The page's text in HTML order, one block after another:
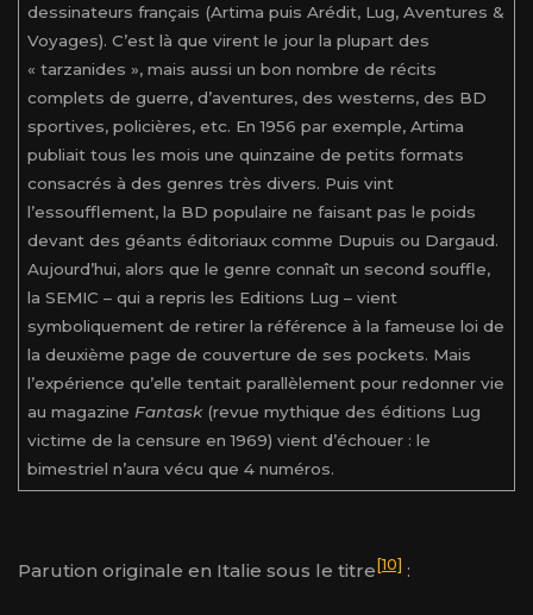
dessinateurs français (Artima puis Arédit, Lug, Aventures &
Voyages). C’est là que virent le jour la plupart des
« tarzanides », mais aussi un bon nombre de récits
complets de guerre, d’aventures, des westerns, des BD
sportives, policières, etc. En 1956 par exemple, Artima
publiait tous les mois une quinzaine de petits formats
consacrés à des genres très divers. Puis vint
l’essoufflement, la BD populaire ne faisant pas le poids
devant des géants éditoriaux comme Dupuis ou Dargaud.
Aujourd’hui, alors que le genre connaît un second souffle,
la SEMIC – qui a repris les Editions Lug – vient
symboliquement de retirer la référence à la fameuse loi de
la deuxième page de couverture de ses pockets. Mais
l’expérience qu’elle tentait parallèlement pour redonner vie
au magazine Fantask(revue mythique des éditions Lug
victime de la censure en 1969) vient d’échouer : le
bimestriel n’aura vécu que 4 numéros.
Parution originale en Italie sous le titre [10] :